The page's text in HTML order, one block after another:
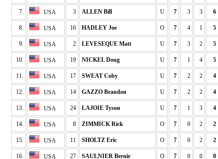
7. USA 3 ALLEN Bill U 7 3 3 6
8. USA 16 HADLEY Joe O 7 4 1 5
9. USA 2 LEVESEQUE Matt U 7 3 2 5
10. USA 19 NICKEL Doug U 7 1 4 5
11. USA 17 SWEAT Coby U 7 2 2 4
12. USA 14 GAZZO Brandon U 7 2 2 4
13. USA 24 LAJOIE Tyson U 7 1 3 4
14. USA 8 ZIMMICK Rick O 7 0 2 2
15. USA 11 SHOLTZ Eric O 7 0 2 2
16. USA 27 SAULNIER Bernie O 7 0 0 0